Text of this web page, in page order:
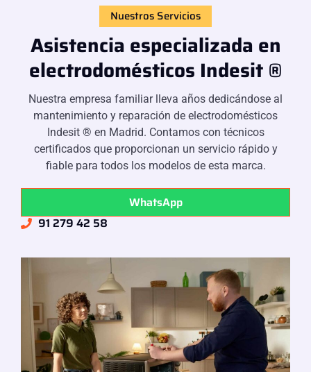
Nuestros Servicios
Asistencia especializada en
electrodomésticos Indesit ®
Nuestra empresa familiar lleva años dedicándose al
mantenimiento y reparación de electrodomésticos
Indesit ® en Madrid. Contamos con técnicos
certificados que proporcionan un servicio rápido y
fiable para todos los modelos de esta marca.
WhatsApp
91 279 42 58